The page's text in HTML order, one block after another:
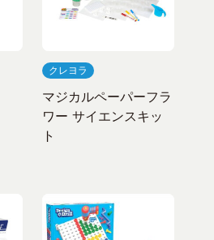
クレヨラ
マジカルペーパーフラ
ワー サイエンスキッ
ト